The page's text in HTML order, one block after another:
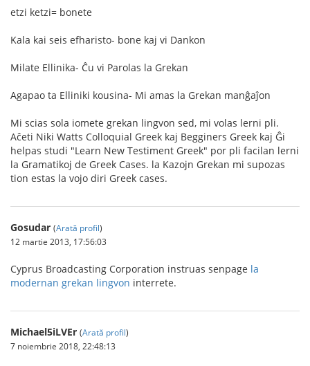
etzi ketzi= bonete
Kala kai seis efharisto- bone kaj vi Dankon
Milate Ellinika- Ĉu vi Parolas la Grekan
Agapao ta Elliniki kousina- Mi amas la Grekan manĝaĵon
Mi scias sola iomete grekan lingvon sed, mi volas lerni pli.
Aĉeti Niki Watts Colloquial Greek kaj Begginers Greek kaj Ĝi
helpas studi "Learn New Testiment Greek" por pli facilan lerni
la Gramatikoj de Greek Cases. la Kazojn Grekan mi supozas
tion estas la vojo diri Greek cases.
Gosudar (Arată profil)
12 martie 2013, 17:56:03
Cyprus Broadcasting Corporation instruas senpage la
modernan grekan lingvon interrete.
Michael5iLVEr (Arată profil)
7 noiembrie 2018, 22:48:13